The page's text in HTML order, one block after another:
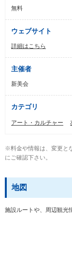
無料
ウェブサイト
詳細はこちら
主催者
新美会
カテゴリ
アート・カルチャー
※料金や情報は、変更と
にご確認下さい。
地図
施設ルートや、周辺観光